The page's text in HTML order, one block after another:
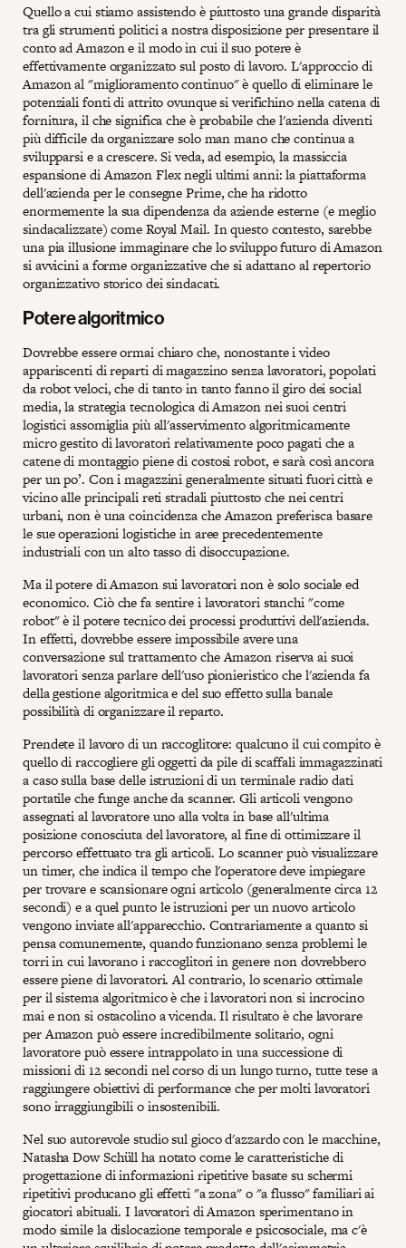
Quello a cui stiamo assistendo è piuttosto una grande disparità
tra gli strumenti politici a nostra disposizione per presentare il
conto ad Amazon e il modo in cui il suo potere è
effettivamente organizzato sul posto di lavoro. L'approccio di
Amazon al "miglioramento continuo" è quello di eliminare le
potenziali fonti di attrito ovunque si verifichino nella catena di
fornitura, il che significa che è probabile che l'azienda diventi
più difficile da organizzare solo man mano che continua a
svilupparsi e a crescere. Si veda, ad esempio, la massiccia
espansione di Amazon Flex negli ultimi anni: la piattaforma
dell'azienda per le consegne Prime, che ha ridotto
enormemente la sua dipendenza da aziende esterne (e meglio
sindacalizzate) come Royal Mail. In questo contesto, sarebbe
una pia illusione immaginare che lo sviluppo futuro di Amazon
si avvicini a forme organizzative che si adattano al repertorio
organizzativo storico dei sindacati.
Potere algoritmico
Dovrebbe essere ormai chiaro che, nonostante i video
appariscenti di reparti di magazzino senza lavoratori, popolati
da robot veloci, che di tanto in tanto fanno il giro dei social
media, la strategia tecnologica di Amazon nei suoi centri
logistici assomiglia più all'asservimento algoritmicamente
micro gestito di lavoratori relativamente poco pagati che a
catene di montaggio piene di costosi robot, e sarà così ancora
per un po’. Con i magazzini generalmente situati fuori città e
vicino alle principali reti stradali piuttosto che nei centri
urbani, non è una coincidenza che Amazon preferisca basare
le sue operazioni logistiche in aree precedentemente
industriali con un alto tasso di disoccupazione.
Ma il potere di Amazon sui lavoratori non è solo sociale ed
economico. Ciò che fa sentire i lavoratori stanchi "come
robot" è il potere tecnico dei processi produttivi dell'azienda.
In effetti, dovrebbe essere impossibile avere una
conversazione sul trattamento che Amazon riserva ai suoi
lavoratori senza parlare dell'uso pionieristico che l'azienda fa
della gestione algoritmica e del suo effetto sulla banale
possibilità di organizzare il reparto.
Prendete il lavoro di un raccoglitore: qualcuno il cui compito è
quello di raccogliere gli oggetti da pile di scaffali immagazzinati
a caso sulla base delle istruzioni di un terminale radio dati
portatile che funge anche da scanner. Gli articoli vengono
assegnati al lavoratore uno alla volta in base all'ultima
posizione conosciuta del lavoratore, al fine di ottimizzare il
percorso effettuato tra gli articoli. Lo scanner può visualizzare
un timer, che indica il tempo che l'operatore deve impiegare
per trovare e scansionare ogni articolo (generalmente circa 12
secondi) e a quel punto le istruzioni per un nuovo articolo
vengono inviate all'apparecchio. Contrariamente a quanto si
pensa comunemente, quando funzionano senza problemi le
torri in cui lavorano i raccoglitori in genere non dovrebbero
essere piene di lavoratori. Al contrario, lo scenario ottimale
per il sistema algoritmico è che i lavoratori non si incrocino
mai e non si ostacolino a vicenda. Il risultato è che lavorare
per Amazon può essere incredibilmente solitario, ogni
lavoratore può essere intrappolato in una successione di
missioni di 12 secondi nel corso di un lungo turno, tutte tese a
raggiungere obiettivi di performance che per molti lavoratori
sono irraggiungibili o insostenibili.
Nel suo autorevole studio sul gioco d'azzardo con le macchine,
Natasha Dow Schüll ha notato come le caratteristiche di
progettazione di informazioni ripetitive basate su schermi
ripetitivi producano gli effetti "a zona" o "a flusso" familiari ai
giocatori abituali. I lavoratori di Amazon sperimentano in
modo simile la dislocazione temporale e psicosociale, ma c'è